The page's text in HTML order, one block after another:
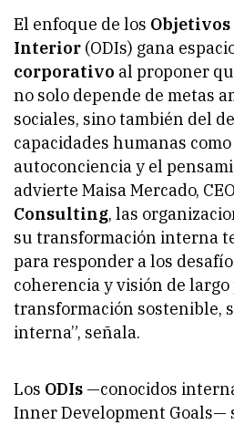
El enfoque de los
Interior (ODIs) gana
corporativo al proponer
no solo depende de metas
sociales, sino también del
capacidades humanas
autoconciencia y el
advierte Maisa Mercado,
Consulting, las
su transformación interna
para responder a los
coherencia y visión de largo
transformación sostenible,
interna”, señala.
Los ODIs —conocidos
Inner Development Goals—